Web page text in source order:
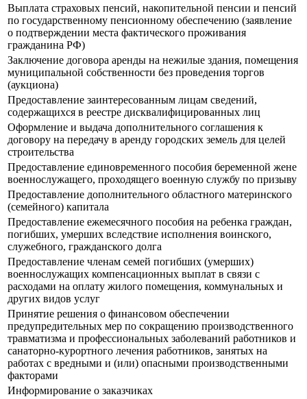
Выплата страховых пенсий, накопительной пенсии и пенсий
по государственному пенсионному обеспечению (заявление
о подтверждении места фактического проживания
гражданина РФ)
Заключение договора аренды на нежилые здания, помещения
муниципальной собственности без проведения торгов
(аукциона)
Предоставление заинтересованным лицам сведений,
содержащихся в реестре дисквалифицированных лиц
Оформление и выдача дополнительного соглашения к
договору на передачу в аренду городских земель для целей
строительства
Предоставление единовременного пособия беременной жене
военнослужащего, проходящего военную службу по призыву
Предоставление дополнительного областного материнского
(семейного) капитала
Предоставление ежемесячного пособия на ребенка граждан,
погибших, умерших вследствие исполнения воинского,
служебного, гражданского долга
Предоставление членам семей погибших (умерших)
военнослужащих компенсационных выплат в связи с
расходами на оплату жилого помещения, коммунальных и
других видов услуг
Принятие решения о финансовом обеспечении
предупредительных мер по сокращению производственного
травматизма и профессиональных заболеваний работников и
санаторно-курортного лечения работников, занятых на
работах с вредными и (или) опасными производственными
факторами
Информирование о заказчиках